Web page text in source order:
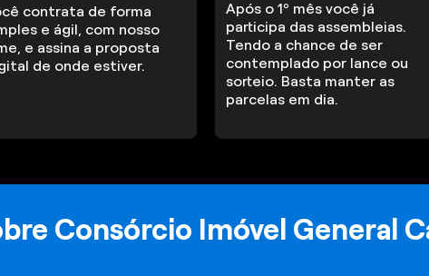
contrata de forma
e ágil, com nosso
e assina a proposta
de onde estiver.
Após o 1º mês você já
participa das assembleias.
Tendo a chance de ser
contemplado por lance ou
sorteio. Basta manter as
parcelas em dia.
Consórcio Imóvel General